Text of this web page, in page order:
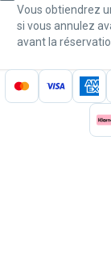
Gardez tout sur
message au
Vous obtiendrez
si vous annulez
avant la